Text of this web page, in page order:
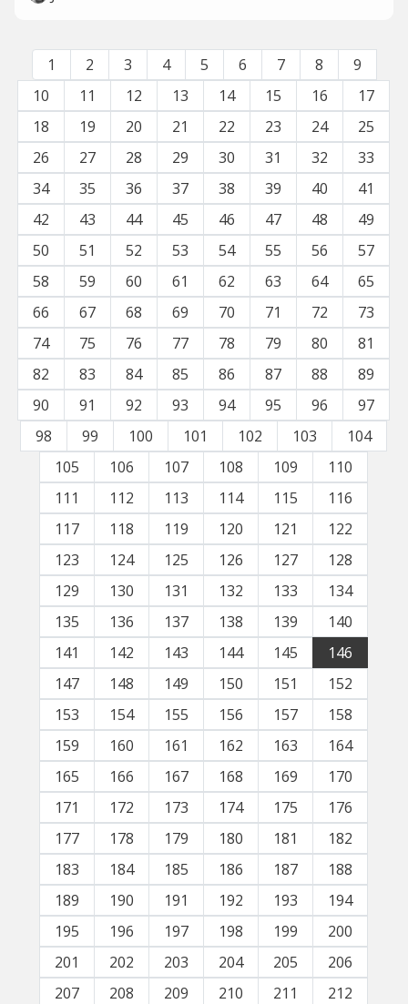
1 2 3 4 5 6 7 8
9
10
11 12 13 14 15 16
17
18
19 20 21 22 23 24
25
26
27 28 29 30 31 32
33
34
35 36 37 38 39 40
41
42
43 44 45 46 47 48
49
50
51 52 53 54 55 56
57
58
59 60 61 62 63 64
65
66
67 68 69 70 71 72
73
74
75 76 77 78 79 80
81
82
83 84 85 86 87 88
89
90
91 92 93 94 95 96
97
98
99 100 101 102 103
104
105
106 107 108 109
110
111
112 113 114 115
116
117
118 119 120 121
122
123
124 125 126 127
128
129
130 131 132 133
134
135
136 137 138 139
140
141
142 143 144 145
146
147
148 149 150 151
152
153
154 155 156 157
158
159
160 161 162 163
164
165
166 167 168 169
170
171
172 173 174 175
176
177
178 179 180 181
182
183
184 185 186 187
188
189
190 191 192 193
194
195
196 197 198 199
200
201
202 203 204 205
206
207
208 209 210 211
212